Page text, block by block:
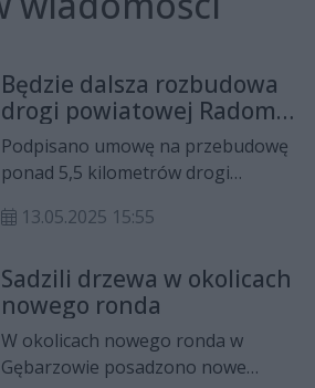
Będzie dalsza rozbudowa
drogi powiatowej Radom -
Gębarzów - Polany
Podpisano umowę na przebudowę
ponad 5,5 kilometrów drogi
Gębarzów - Polany. Bedzie to trzeci
na odcinku od Bardzic w gminie
Kowala do Zalesic w gminie
Wierzbica.
13.05.2025 15:55
Sadzili drzewa w okolicach
nowego ronda
W okolicach nowego ronda w
Gębarzowie posadzono nowe